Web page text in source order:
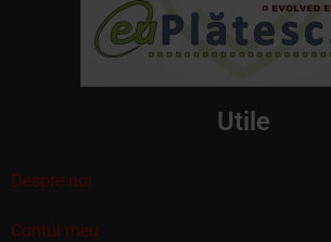
Utile
Despre noi
Contul meu